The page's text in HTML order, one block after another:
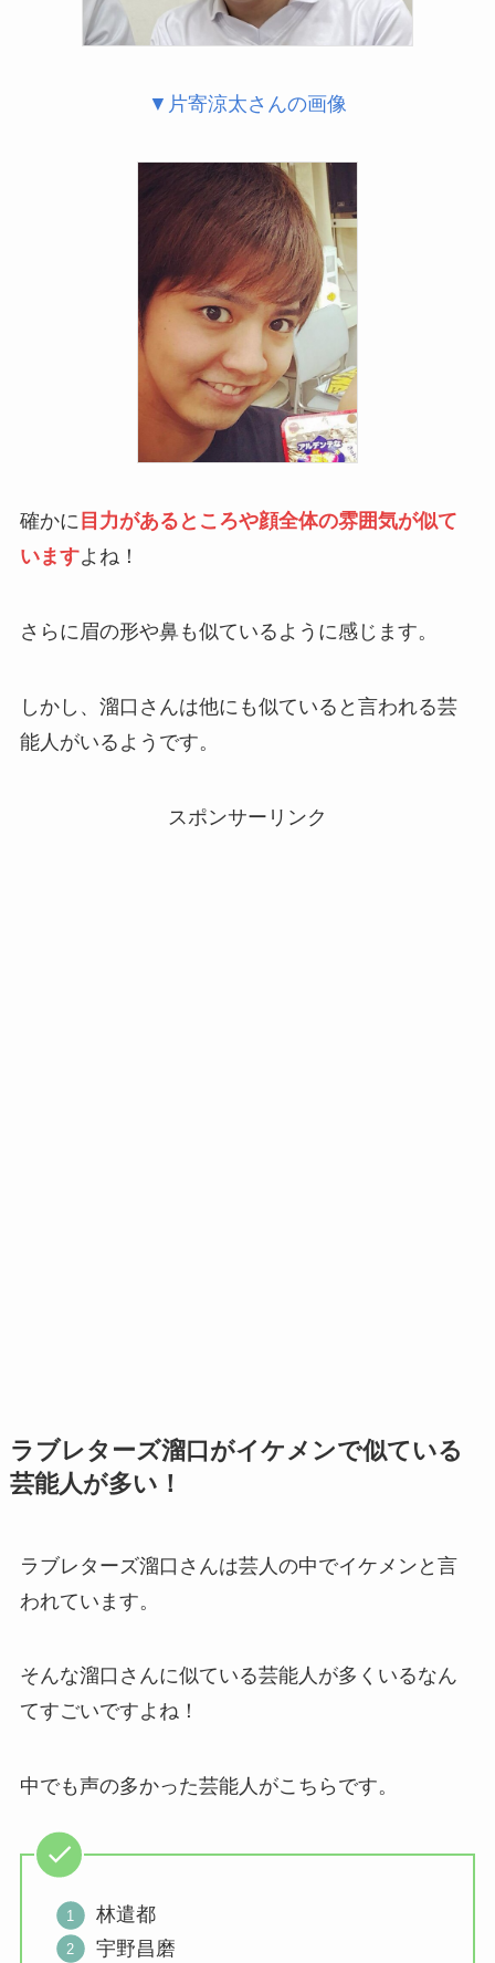
▼片寄涼太さんの画像
確かに 目力があるところや顔全体の雰囲気が似て
いますよね！
さらに眉の形や鼻も似ているように感じます。
しかし、溜口さんは他にも似ていると言われる芸
能人がいるようです。
スポンサーリンク
ラブレターズ溜口がイケメンで似ている
芸能人が多い！
ラブレターズ溜口さんは芸人の中でイケメンと言
われています。
そんな溜口さんに似ている芸能人が多くいるなん
てすごいですよね！
中でも声の多かった芸能人がこちらです。
林遣都
宇野昌磨